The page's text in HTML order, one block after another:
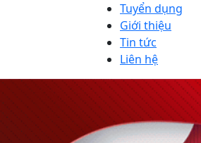
Tuyển dụng
Giới thiệu
Tin tức
Liên hệ